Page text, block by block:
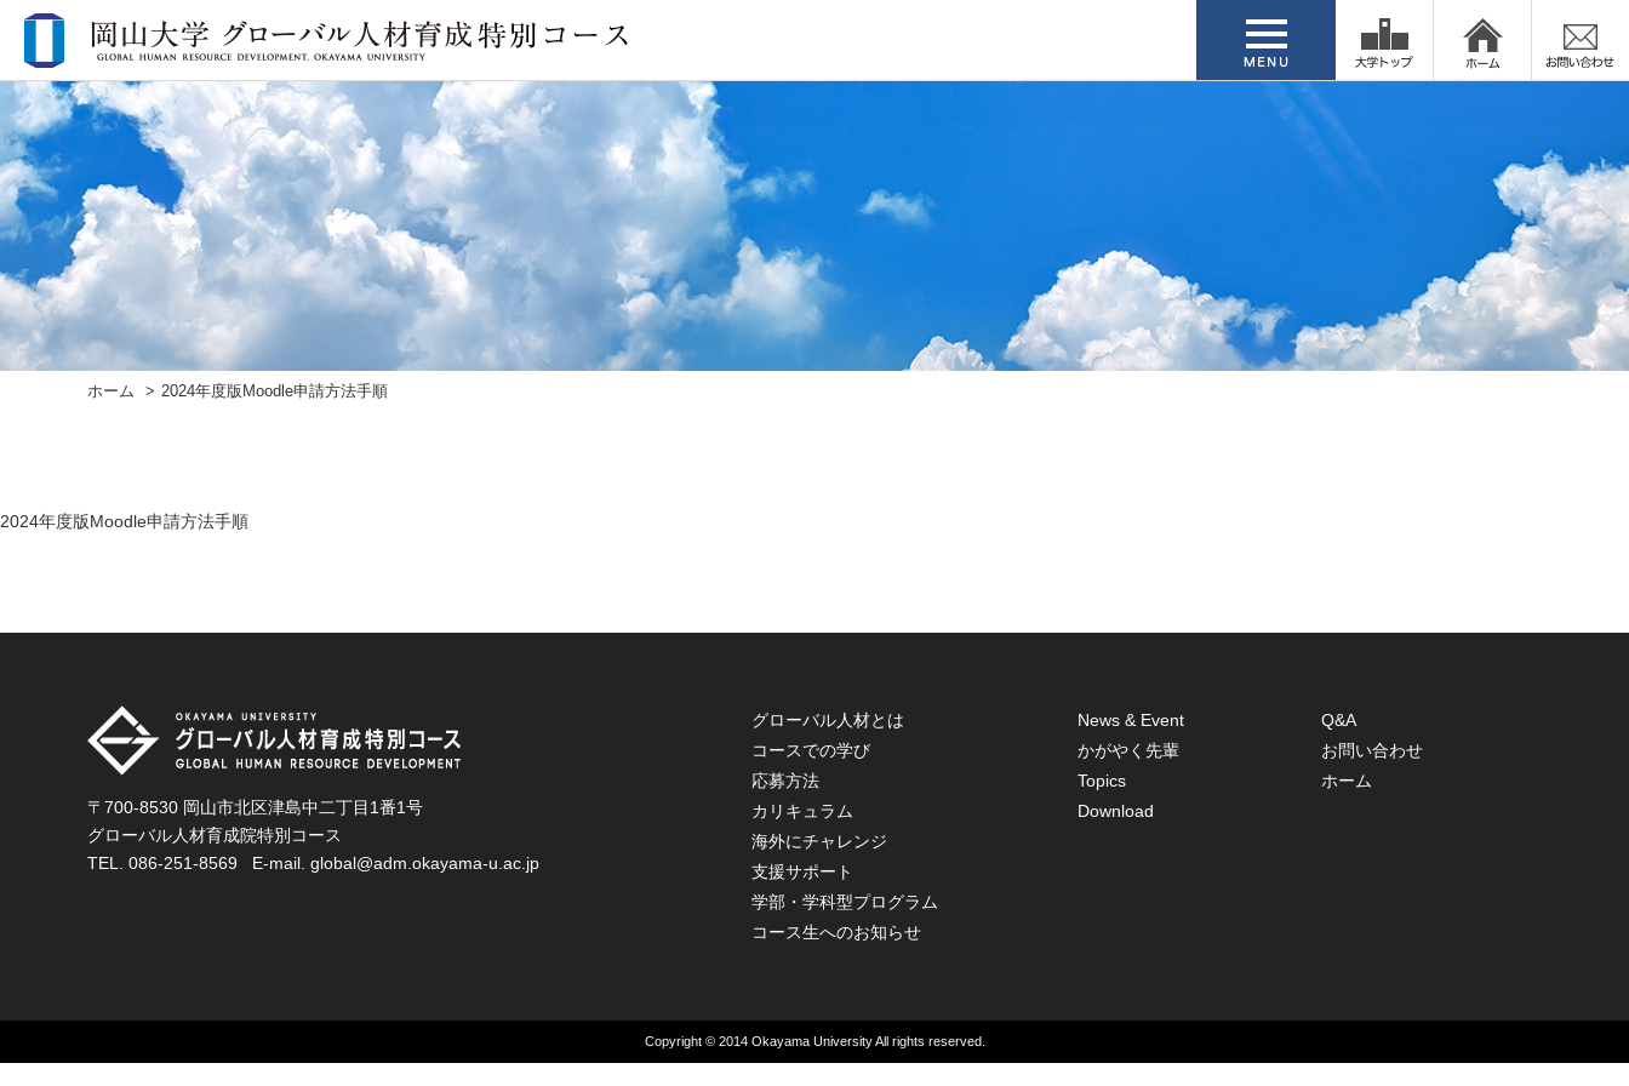
ホーム 2024年度版Moodle申請方法手順
2024年度版Moodle申請方法手順
〒700-8530 岡山市北区津島中二丁目1番1号
グローバル人材育成院特別コース
TEL. 086-251-8569 E-mail. global@adm.okayama-u.ac.jp
グローバル人材とは
コースでの学び
応募方法
カリキュラム
海外にチャレンジ
支援サポート
学部・学科型プログラム
コース生へのお知らせ
News & Event
かがやく先輩
Topics
Download
Q&A
お問い合わせ
ホーム
Copyright © 2014 Okayama University All rights reserved.